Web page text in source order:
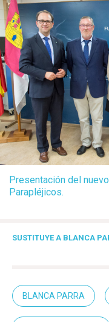
Presentación del
Parapléjicos.
SUSTITUYE A BLANCA
BLANCA PARRA